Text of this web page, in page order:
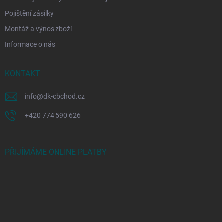
Pojištění zásilky
Montáž a výnos zboží
Informace o nás
KONTAKT
info@dk-obchod.cz
+420 774 590 626
PŘIJÍMÁME ONLINE PLATBY